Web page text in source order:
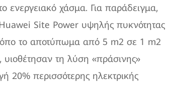
ενεργειακό χάσμα. Για παράδειγμα,
Site Power υψηλής πυκνότητας
το αποτύπωμα από 5 m2 σε 1 m2
τη λύση «πράσινης»
20% περισσότερης ηλεκτρικής